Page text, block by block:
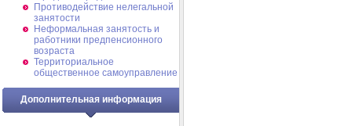
Противодействие нелегальной
занятости
Неформальная занятость и
работники предпенсионного
возраста
Территориальное
общественное самоуправление
Дополнительная информация